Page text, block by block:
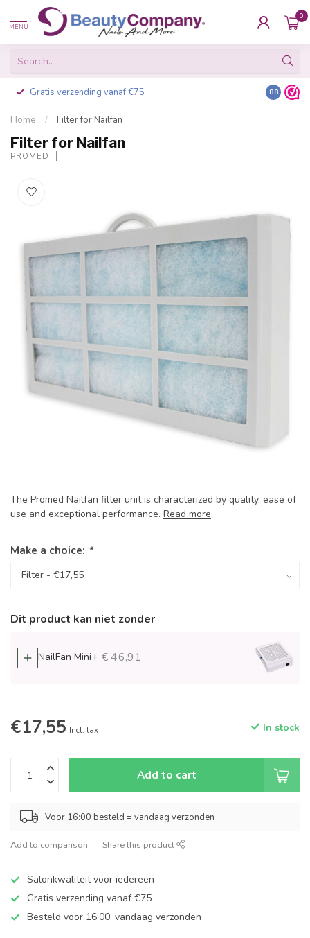
MENU
0
Besteld voor 16:00, vandaag verzonden 8.8
Home / Filter for Nailfan
Filter for Nailfan
PROMED
The Promed Nailfan filter unit is characterized by quality, ease of
use and exceptional performance. Read more.
Make a choice: *
Dit product kan niet zonder
NailFan Mini+ € 46,91
€17,55 Incl. tax In stock
Add to cart
Voor 16:00 besteld = vandaag verzonden
Add to comparison Share this product
Salonkwaliteit voor iedereen
Gratis verzending vanaf €75
Besteld voor 16:00, vandaag verzonden